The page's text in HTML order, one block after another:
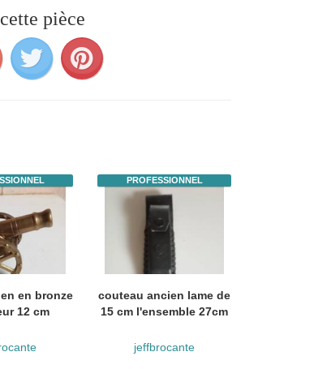
pièce
en bronze
12 cm
PROFESSIONNEL
couteau ancien lame de
15 cm l'ensemble 27cm
jeffbrocante